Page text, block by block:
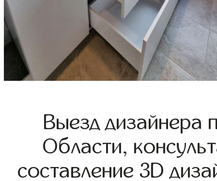
Выезд дизайнера
Области,
составление 3D